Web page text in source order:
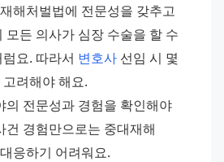
해처벌법에 전문성을 갖추고
모든 의사가 심장 수술을 할 수
요. 따라서 변호사 선임 시 몇
려해야 해요.
의 전문성과 경험을 확인해야
건 경험만으로는 중대재해
응하기 어려워요.